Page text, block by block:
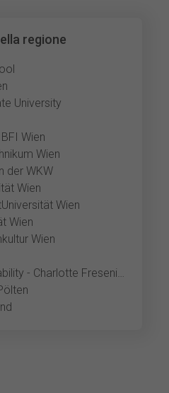
regione
University
Wien
Wien
der WKW
Wien
Wien
Wien
Wien
University of Sustainability - Charlotte Fresenius Privatuniversität